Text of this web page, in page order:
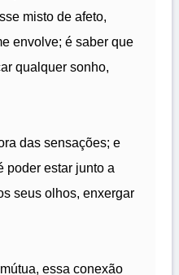
misto de afeto,
envolve; é saber que
qualquer sonho,
das sensações; e
poder estar junto a
seus olhos, enxergar
essa conexão